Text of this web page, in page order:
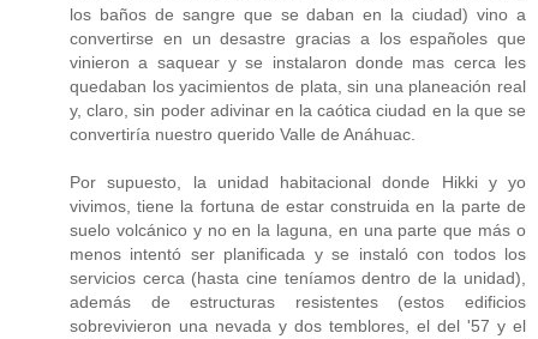
los baños de sangre que se daban en la ciudad) vino a
convertirse en un desastre gracias a los españoles que
vinieron a saquear y se instalaron donde mas cerca les
quedaban los yacimientos de plata, sin una planeación real
y, claro, sin poder adivinar en la caótica ciudad en la que se
convertiría nuestro querido Valle de Anáhuac.
Por supuesto, la unidad habitacional donde Hikki y yo
vivimos, tiene la fortuna de estar construida en la parte de
suelo volcánico y no en la laguna, en una parte que más o
menos intentó ser planificada y se instaló con todos los
servicios cerca (hasta cine teníamos dentro de la unidad),
además de estructuras resistentes (estos edificios
sobrevivieron una nevada y dos temblores, el del '57 y el